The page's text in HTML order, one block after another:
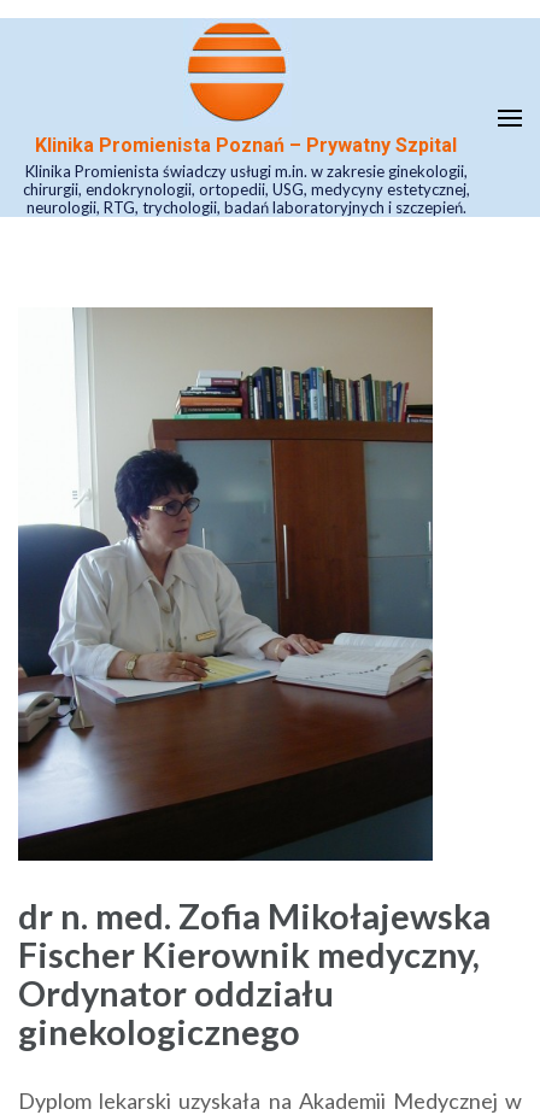
Skip
Enter)Klinika Promienista Poznań – Prywatny Szpital
Klinika Promienista świadczy usługi m.in. w zakresie ginekologii,
chirurgii, endokrynologii, ortopedii, USG, medycyny estetycznej,
neurologii, RTG, trychologii, badań laboratoryjnych i szczepień.
dr n. med. Zofia Mikołajewska
Fischer Kierownik medyczny,
Ordynator oddziału
ginekologicznego
Dyplom lekarski uzyskała na Akademii Medycznej w